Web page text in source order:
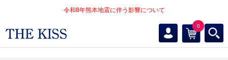
令和8年熊本地震に伴う影響について
0